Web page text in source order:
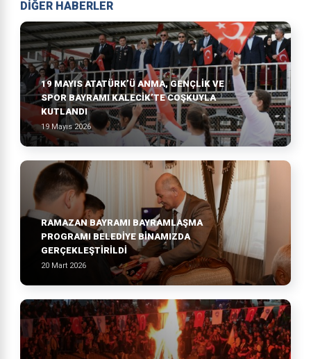
DİĞER HABERLER
19 MAYIS ATATÜRK’Ü ANMA, GENÇLIK VE
SPOR BAYRAMI KALECIK’TE COŞKUYLA
KUTLANDI
19 Mayıs 2026
RAMAZAN BAYRAMI BAYRAMLAŞMA
PROGRAMI BELEDIYE BINAMIZDA
GERÇEKLEŞTIRILDI
20 Mart 2026